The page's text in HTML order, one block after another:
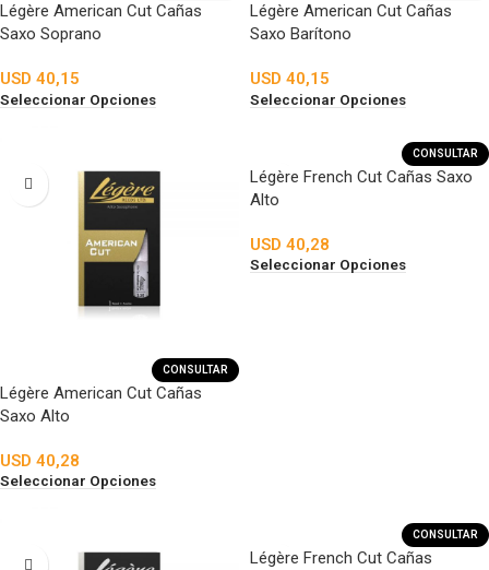
Légère American Cut Cañas
Saxo Soprano
USD 40,15
Seleccionar Opciones
Légère American Cut Cañas
Saxo Barítono
USD 40,15
Seleccionar Opciones
CONSULTAR
Légère American Cut Cañas
Saxo Alto
USD 40,28
Seleccionar Opciones
CONSULTAR
Légère French Cut Cañas Saxo
Alto
USD 40,28
Seleccionar Opciones
CONSULTAR
Légère French Cut Cañas